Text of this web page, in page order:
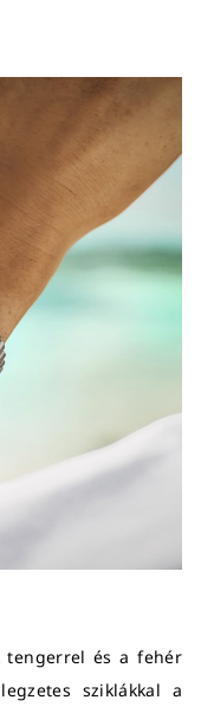
tengerrel és a fehér
sziklákkal a